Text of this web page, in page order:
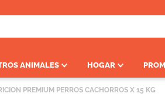
ANIMALES HOGAR
PREMIUM PERROS CACHORROS X 15 KG